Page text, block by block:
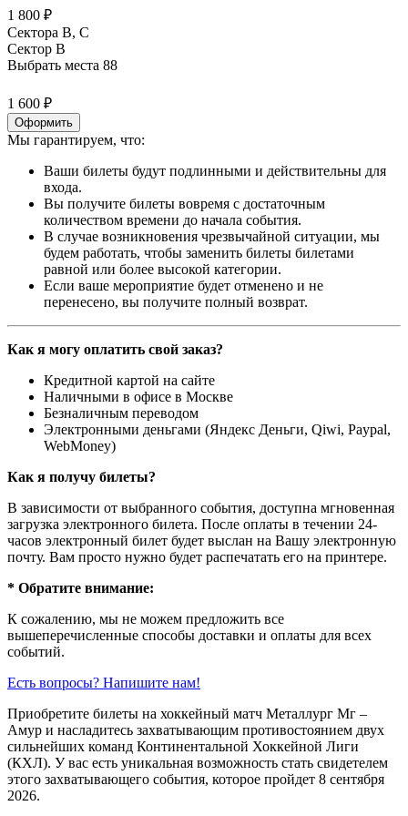
1 800 ₽
Сектора B, С
Сектор B
Выбрать места 88
1 600 ₽
Оформить
Мы гарантируем, что:
Ваши билеты будут подлинными и действительны для
входа.
Вы получите билеты вовремя с достаточным
количеством времени до начала события.
В случае возникновения чрезвычайной ситуации, мы
будем работать, чтобы заменить билеты билетами
равной или более высокой категории.
Если ваше мероприятие будет отменено и не
перенесено, вы получите полный возврат.
Как я могу оплатить свой заказ?
Кредитной картой на сайте
Наличными в офисе в Москве
Безналичным переводом
Электронными деньгами (Яндекс Деньги, Qiwi, Paypal,
WebMoney)
Как я получу билеты?
В зависимости от выбранного события, доступна мгновенная
загрузка электронного билета. После оплаты в течении 24-
часов электронный билет будет выслан на Вашу электронную
почту. Вам просто нужно будет распечатать его на принтере.
* Обратите внимание:
К сожалению, мы не можем предложить все
вышеперечисленные способы доставки и оплаты для всех
событий.
Есть вопросы? Напишите нам!
Приобретите билеты на хоккейный матч Металлург Мг –
Амур и насладитесь захватывающим противостоянием двух
сильнейших команд Континентальной Хоккейной Лиги
(КХЛ). У вас есть уникальная возможность стать свидетелем
этого захватывающего события, которое пройдет 8 сентября
2026.